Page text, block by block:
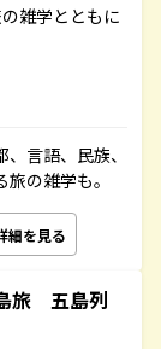
雑学とともに
言語、民族、
の雑学も。
細を見る
旅 五島列